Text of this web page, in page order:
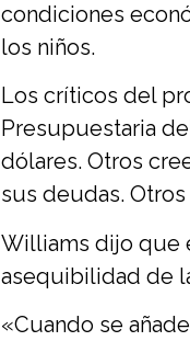
condiciones
los niños.
Los críticos del
Presupuestaria
dólares. Otros
sus deudas.
Williams dijo que
asequibilidad de
«Cuando se